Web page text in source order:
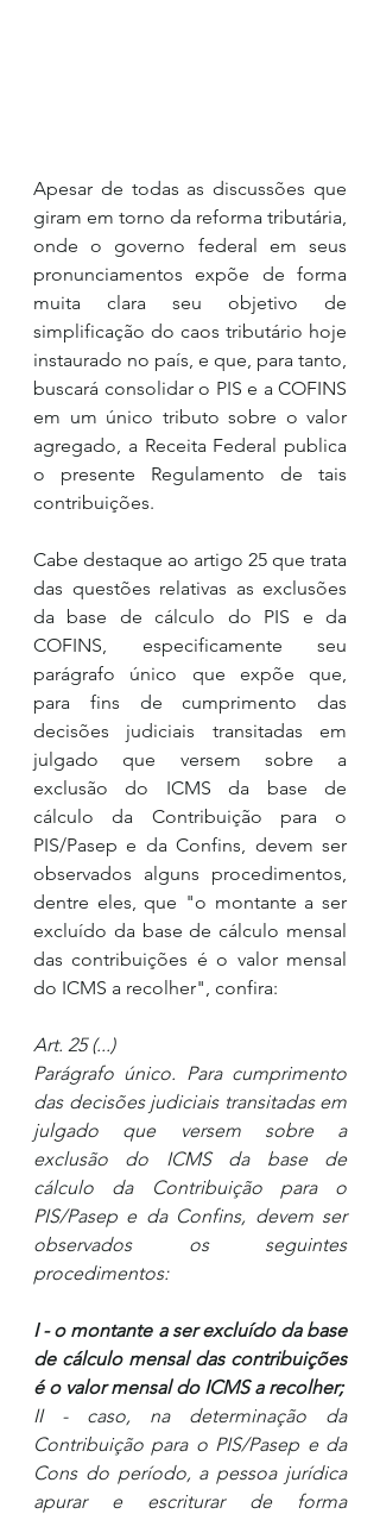
Apesar de todas as discussões que
giram em torno da reforma tributária,
onde o governo federal em seus
pronunciamentos expõe de forma
muita clara seu objetivo de
simplificação do caos tributário hoje
instaurado no país, e que, para tanto,
buscará consolidar o PIS e a COFINS
em um único tributo sobre o valor
agregado, a Receita Federal publica
o presente Regulamento de tais
contribuições.
Cabe destaque ao artigo 25 que trata
das questões relativas as exclusões
da base de cálculo do PIS e da
COFINS, especificamente seu
parágrafo único que expõe que,
para fins de cumprimento das
decisões judiciais transitadas em
julgado que versem sobre a
exclusão do ICMS da base de
cálculo da Contribuição para o
PIS/Pasep e da Confins, devem ser
observados alguns procedimentos,
dentre eles, que "o montante a ser
excluído da base de cálculo mensal
das contribuições é o valor mensal
do ICMS a recolher", confira:
Art. 25 (...)
Parágrafo único. Para cumprimento
das decisões judiciais transitadas em
julgado que versem sobre a
exclusão do ICMS da base de
cálculo da Contribuição para o
PIS/Pasep e da Confins, devem ser
observados os seguintes
procedimentos:
I - o montante a ser excluído da base
de cálculo mensal das contribuições
é o valor mensal do ICMS a recolher;
II - caso, na determinação da
Contribuição para o PIS/Pasep e da
Cons do período, a pessoa jurídica
apurar e escriturar de forma